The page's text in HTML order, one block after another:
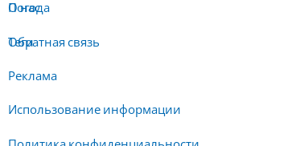
О нас
Обратная связь
Реклама
Использование информации
Погода
Теги